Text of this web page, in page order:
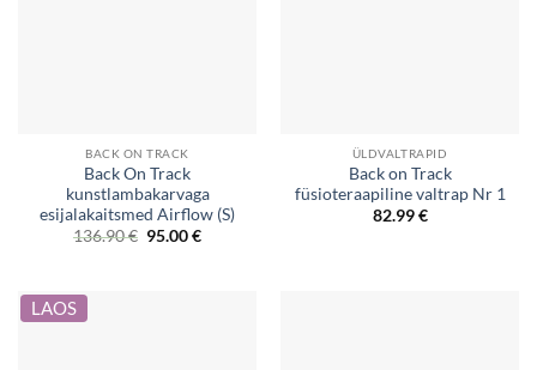
BACK ON TRACK
Back On Track
kunstlambakarvaga
esijalakaitsmed Airflow (S)
136.90€ Original
95.00€Current
ÜLDVALTRAPID
Back on Track
füsioteraapiline valtrap Nr 1
82.99€
LAOS